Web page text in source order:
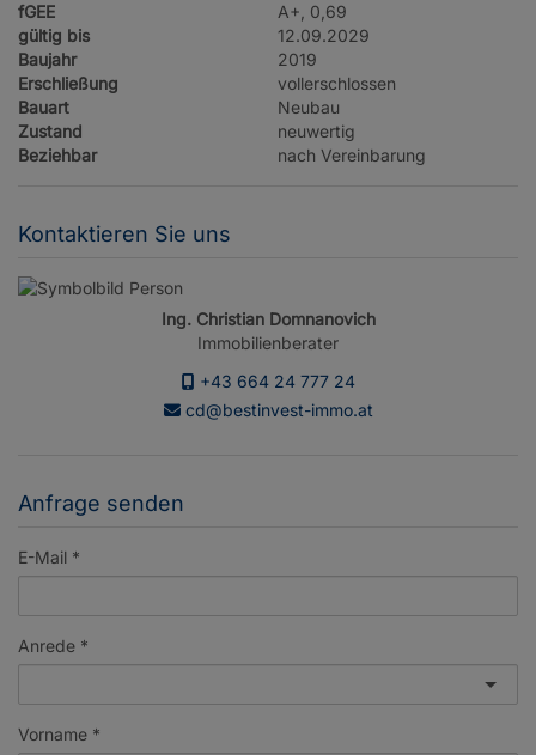
fGEE
A+, 0,69
gültig bis
12.09.2029
Baujahr
2019
Erschließung
vollerschlossen
Bauart
Neubau
Zustand
neuwertig
Beziehbar
nach Vereinbarung
Kontaktieren Sie uns
Ing. Christian Domnanovich
Immobilienberater
+43 664 24 777 24
cd@bestinvest-immo.at
Anfrage senden
E-Mail
Anrede
Vorname